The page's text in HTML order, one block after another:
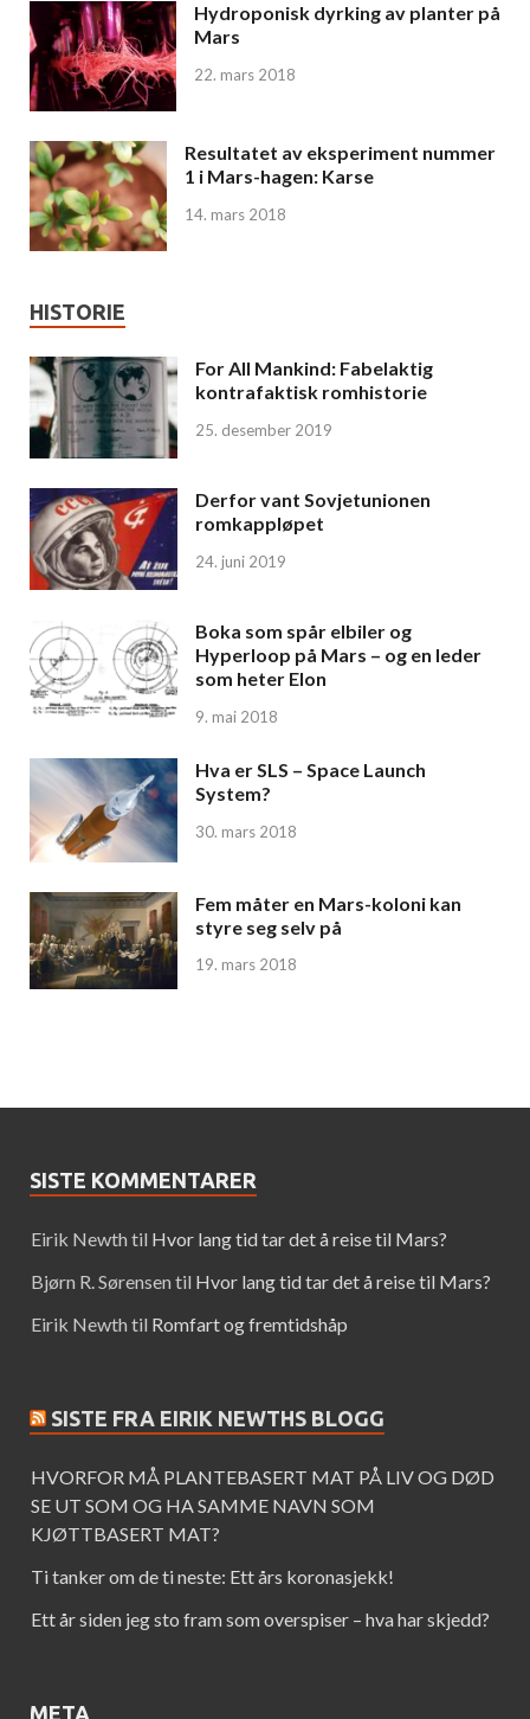
Hydroponisk dyrking av planter på
Mars
22. mars 2018
Resultatet av eksperiment nummer
1 i Mars-hagen: Karse
14. mars 2018
HISTORIE
For All Mankind: Fabelaktig
kontrafaktisk romhistorie
25. desember 2019
Derfor vant Sovjetunionen
romkappløpet
24. juni 2019
Boka som spår elbiler og
Hyperloop på Mars – og en leder
som heter Elon
9. mai 2018
Hva er SLS – Space Launch
System?
30. mars 2018
Fem måter en Mars-koloni kan
styre seg selv på
19. mars 2018
SISTE KOMMENTARER
Eirik Newth til Hvor lang tid tar det å reise til Mars?
Bjørn R. Sørensen til Hvor lang tid tar det å reise til Mars?
Eirik Newth til Romfart og fremtidshåp
SISTE FRA EIRIK NEWTHS BLOGG
HVORFOR MÅ PLANTEBASERT MAT PÅ LIV OG DØD
SE UT SOM OG HA SAMME NAVN SOM
KJØTTBASERT MAT?
Ti tanker om de ti neste: Ett års koronasjekk!
Ett år siden jeg sto fram som overspiser – hva har skjedd?
META